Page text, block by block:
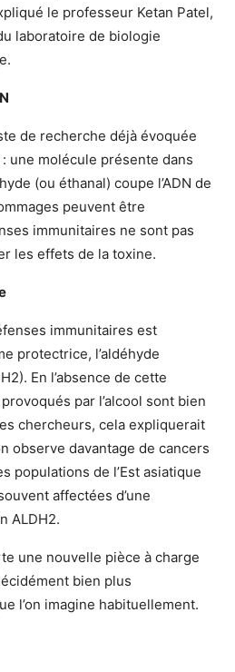
le professeur Ketan Patel,
laboratoire de biologie
de recherche déjà évoquée
une molécule présente dans
(ou éthanal) coupe l’ADN de
peuvent être
immunitaires ne sont pas
les effets de la toxine.
immunitaires est
protectrice, l’aldéhyde
En l’absence de cette
par l’alcool sont bien
chercheurs, cela expliquerait
observe davantage de cancers
populations de l’Est asiatique
affectées d’une
ALDH2.
une nouvelle pièce à charge
bien plus
l’on imagine habituellement.